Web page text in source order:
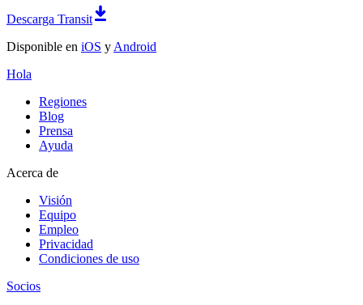
Descarga Transit
Disponible en iOS y Android
Hola
Regiones
Blog
Prensa
Ayuda
Acerca de
Visión
Equipo
Empleo
Privacidad
Condiciones de uso
Socios